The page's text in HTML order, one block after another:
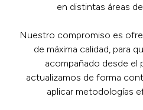
en distintas áreas de
Nuestro compromiso es
de máxima calidad, para
acompañado desde el
actualizamos de forma
aplicar metodologías